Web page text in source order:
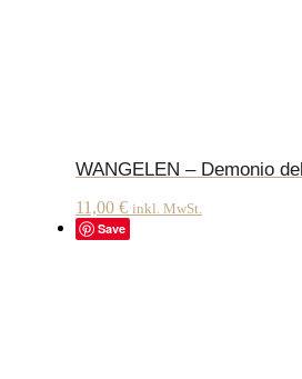
WANGELEN – Demonio
11,00 € inkl. MwSt.
Save